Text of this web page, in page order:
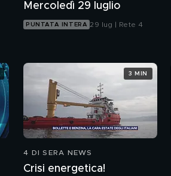
Mercoledì 29 luglio
PUNTATA INTERA 29 lug | Rete 4
4 DI SERA NEWS
Crisi energetica!
3 MIN